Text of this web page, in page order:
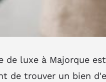
de luxe à Majorque
de trouver un bien